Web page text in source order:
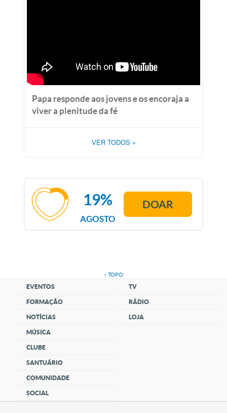
Papa responde aos jovens e os encoraja a
viver a plenitude da fé
VER TODOS »
AGOSTO
19% DOAR
↑ TOPO
EVENTOS
FORMAÇÃO
NOTÍCIAS
MÚSICA
CLUBE
SANTUÁRIO
COMUNIDADE
SOCIAL
TV
RÁDIO
LOJA